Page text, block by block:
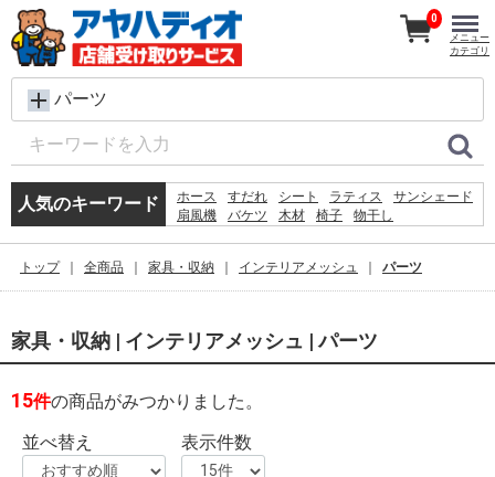
パーツ
人気のキーワード ホース すだれ シート ラティス
サンシェード
扇風機
バケツ 木材 椅子
物干し
犬 ウェットティッシュ
空調服
0
メニュー
カテゴリ
トップ 全商品 家具・収納 インテリアメッシュ パーツ
家具・収納 | インテリアメッシュ | パーツ
15件の商品がみつかりました。
並べ替え
表示件数